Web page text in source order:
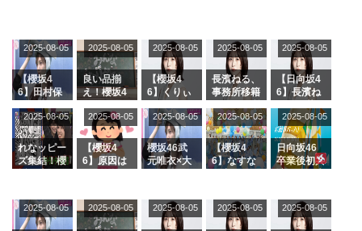
【櫻坂4
6】田村保
ージを脱い
でいた理由
2025-08-05
良い品揃
え！櫻坂4
グル『Mak
e or Brea
k』オフィ
シャルグッ
ズ絶賛販売
2025-08-05
【櫻坂4
6】くりぃ
の2人を手
玉に取る大
沼晶保【く
りぃむナン
タラ】
2025-08-05
長濱ねる、
事務所移籍
属を発表
2025-08-05
【日向坂4
6】長濱ね
ら移籍しフ
ラーム所属
に。これで
事務所に所
属している
がこちら
2025-08-05
れなッピー
ズ集結！櫻
理子、8/6
「ラヴィッ
ト！」水曜
2025-08-05
【櫻坂4
6】原因は
uddiesを
ざわつかせ
る...
2025-08-05
櫻坂46武
元唯衣×大
カップお姉
さんに恐怖
【くりぃむ
2025-08-05
【櫻坂4
6】なすな
2曲目っ
て...【ラヴ
ィット 東
2025-08-05
日向坂46
卒業後初共
師匠オード
リー若林さ
んと再会し
2025-08-05
2025-08-05 2025-08-05 2025-08-05 2025-08-05 2025-08-05